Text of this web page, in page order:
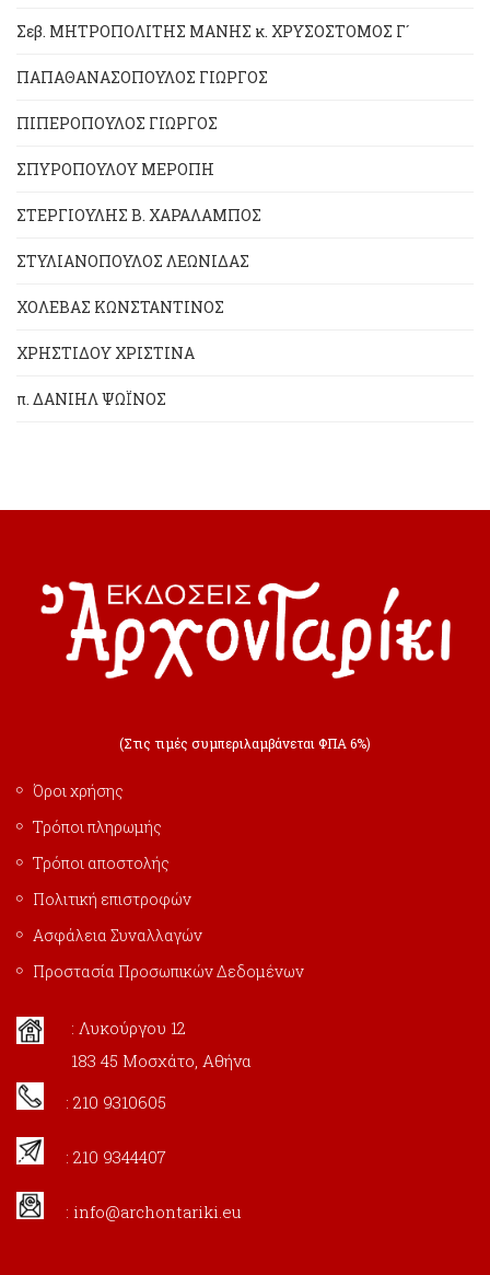
Σεβ. ΜΗΤΡΟΠΟΛΙΤΗΣ ΜΑΝΗΣ κ. ΧΡΥΣΟΣΤΟΜΟΣ Γ´
ΠΑΠΑΘΑΝΑΣΟΠΟΥΛΟΣ ΓΙΩΡΓΟΣ
ΠΙΠΕΡΟΠΟΥΛΟΣ ΓΙΩΡΓΟΣ
ΣΠΥΡΟΠΟΥΛΟΥ ΜΕΡΟΠΗ
ΣΤΕΡΓΙΟΥΛΗΣ Β. ΧΑΡΑΛΑΜΠΟΣ
ΣΤΥΛΙΑΝΟΠΟΥΛΟΣ ΛΕΩΝΙΔΑΣ
ΧΟΛΕΒΑΣ ΚΩΝΣΤΑΝΤΙΝΟΣ
ΧΡΗΣΤΙΔΟΥ ΧΡΙΣΤΙΝΑ
π. ΔΑΝΙΗΛ ΨΩΪΝΟΣ
(Στις τιμές συμπεριλαμβάνεται ΦΠΑ 6%)
Όροι χρήσης
Τρόποι πληρωμής
Τρόποι αποστολής
Πολιτική επιστροφών
Ασφάλεια Συναλλαγών
Προστασία Προσωπικών Δεδομένων
: Λυκούργου 12
183 45 Μοσχάτο, Αθήνα
: 210 9310605
: 210 9344407
: info@archontariki.eu